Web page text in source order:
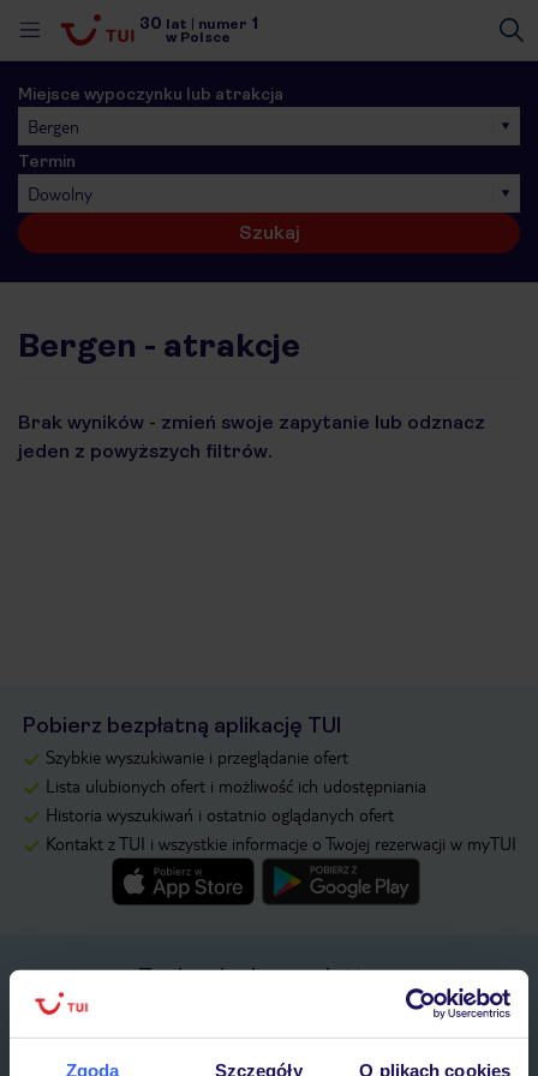
Zgoda Szczegóły O plikach cookies
30 lat numer 1
w Polsce
Miejsce wypoczynku lub atrakcja
Bergen
Termin
Dowolny
Szukaj
Bergen - atrakcje
Brak wyników - zmień swoje zapytanie lub odznacz
jeden z powyższych filtrów.
Pobierz bezpłatną aplikację TUI
Szybkie wyszukiwanie i przeglądanie ofert
Lista ulubionych ofert i możliwość ich udostępniania
Historia wyszukiwań i ostatnio oglądanych ofert
Kontakt z TUI i wszystkie informacje o Twojej rezerwacji w myTUI
Zapisz się do newslettera
IMIĘ*